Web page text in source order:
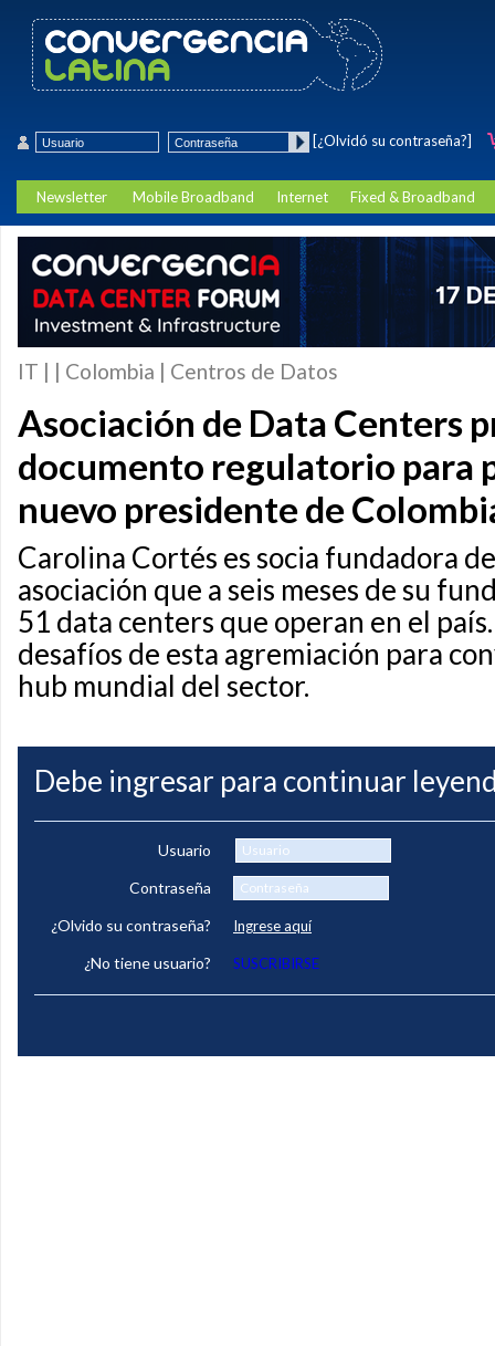
[¿Olvidó su contraseña?]
Newsletter Mobile Broadband Internet Fixed & Broadband
IT | | Colombia | Centros de Datos
Asociación de Data Centers
documento regulatorio para
nuevo presidente de
Carolina Cortés es socia fundadora
asociación que a seis meses de su
51 data centers que operan en el
desafíos de esta agremiación para
hub mundial del sector.
Debe ingresar para continuar
Usuario
Contraseña
¿Olvido su contraseña?
Ingrese aquí
¿No tiene usuario? SUSCRIBIRSE